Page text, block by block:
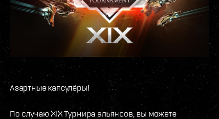
Азартные капсулёры!
По случаю XIX Турнира альянсов, вы можете